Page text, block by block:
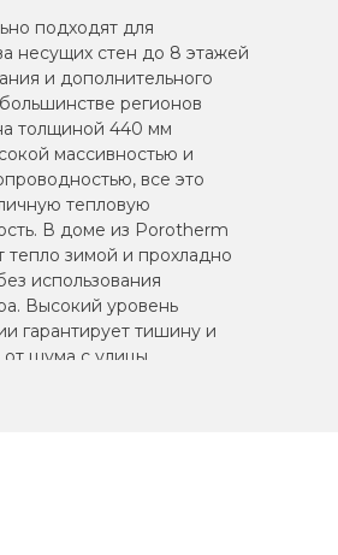
подходят для
несущих стен до 8 этажей
и дополнительного
регионов
толщиной 440 мм
массивностью и
все это
тепловую
В доме из Porotherm
тепло зимой и прохладно
использования
Высокий уровень
гарантирует тишину и
шума с улицы.